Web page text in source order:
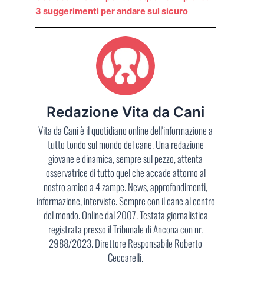
3 suggerimenti per andare sul sicuro
Redazione Vita da Cani
Vita da Cani è il quotidiano online dell'informazione a
tutto tondo sul mondo del cane. Una redazione
giovane e dinamica, sempre sul pezzo, attenta
osservatrice di tutto quel che accade attorno al
nostro amico a 4 zampe. News, approfondimenti,
informazione, interviste. Sempre con il cane al centro
del mondo. Online dal 2007. Testata giornalistica
registrata presso il Tribunale di Ancona con nr.
2988/2023. Direttore Responsabile Roberto
Ceccarelli.